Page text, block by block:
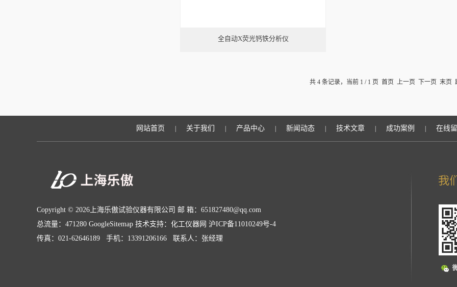
全自动X荧光钙铁分析仪
共 4 条记录，当前 1 / 1 页 首页 上一页 下一页 末页
网站首页 关于我们 产品中心 新闻动态 技术文章 成功案例 在线
Copyright © 2026上海乐傲试验仪器有限公司 邮 箱：651827480@qq.com
总流量：471280 GoogleSitemap 技术支持： 化工仪器网 沪ICP备11010249号-4
传真：021-62646189 手机：13391206166 联系人：张经理